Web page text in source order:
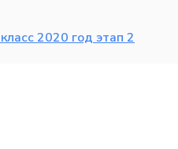
2020 год этап 2